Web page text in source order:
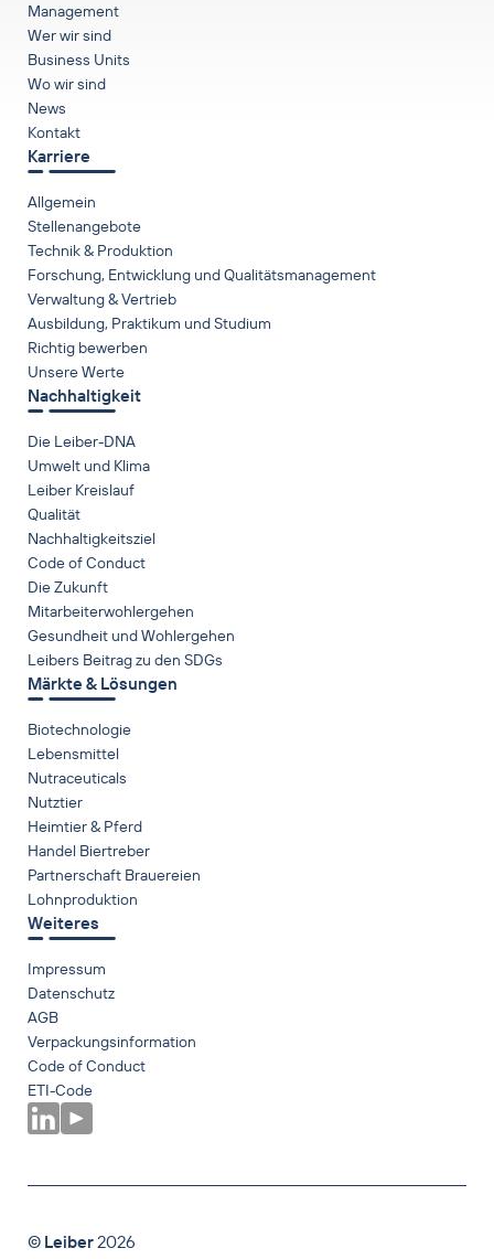
Management
Wer wir sind
Business Units
Wo wir sind
News
Kontakt
Karriere
Allgemein
Stellenangebote
Technik & Produktion
Forschung, Entwicklung und Qualitätsmanagement
Verwaltung & Vertrieb
Ausbildung, Praktikum und Studium
Richtig bewerben
Unsere Werte
Nachhaltigkeit
Die Leiber-DNA
Umwelt und Klima
Leiber Kreislauf
Qualität
Nachhaltigkeitsziel
Code of Conduct
Die Zukunft
Mitarbeiterwohlergehen
Gesundheit und Wohlergehen
Leibers Beitrag zu den SDGs
Märkte & Lösungen
Biotechnologie
Lebensmittel
Nutraceuticals
Nutztier
Heimtier & Pferd
Handel Biertreber
Partnerschaft Brauereien
Lohnproduktion
Weiteres
Impressum
Datenschutz
AGB
Verpackungsinformation
Code of Conduct
ETI-Code
© Leiber2026